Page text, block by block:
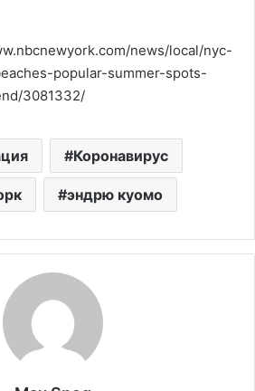
news/local/nyc-
popular-summer-spots-
3081332/
Коронавирус
эндрю куомо